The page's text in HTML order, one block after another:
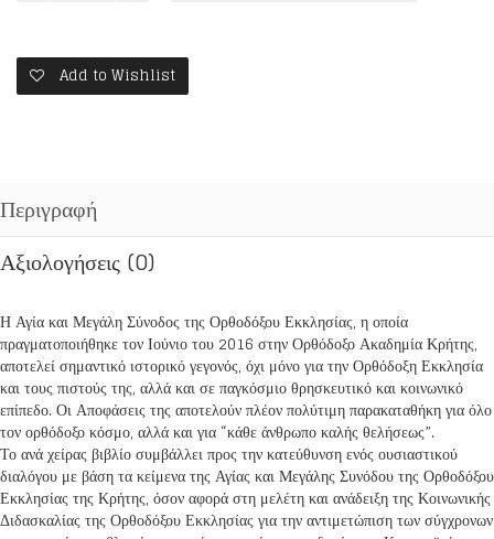
ποσότητα
Add to Wishlist
Περιγραφή
Αξιολογήσεις (0)
Η Αγία και Μεγάλη Σύνοδος της Ορθοδόξου Εκκλησίας, η οποία
πραγματοποιήθηκε τον Ιούνιο του 2016 στην Ορθόδοξο Ακαδημία Κρήτης,
αποτελεί σημαντικό ιστορικό γεγονός, όχι μόνο για την Ορθόδοξη Εκκλησία
και τους πιστούς της, αλλά και σε παγκόσμιο θρησκευτικό και κοινωνικό
επίπεδο. Οι Αποφάσεις της αποτελούν πλέον πολύτιμη παρακαταθήκη για όλο
τον ορθόδοξο κόσμο, αλλά και για “κάθε άνθρωπο καλής θελήσεως”.
Το ανά χείρας βιβλίο συμβάλλει προς την κατεύθυνση ενός ουσιαστικού
διαλόγου με βάση τα κείμενα της Αγίας και Μεγάλης Συνόδου της Ορθοδόξου
Εκκλησίας της Κρήτης, όσον αφορά στη μελέτη και ανάδειξη της Κοινωνικής
Διδασκαλίας της Ορθοδόξου Εκκλησίας για την αντιμετώπιση των σύγχρονων